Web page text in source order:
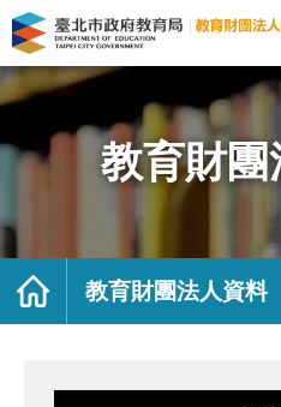
教
育
團
資
料
府
局
法
網
站
選
教育財
首
教育財團法人資料